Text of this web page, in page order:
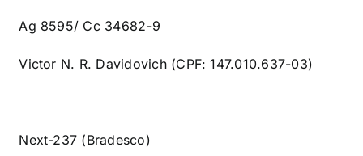
Ag 8595/ Cc 34682-9
Victor N. R. Davidovich (CPF: 147.010.637-03)
Next-237 (Bradesco)